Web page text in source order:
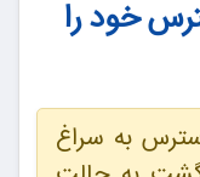
خود را
به سراغ